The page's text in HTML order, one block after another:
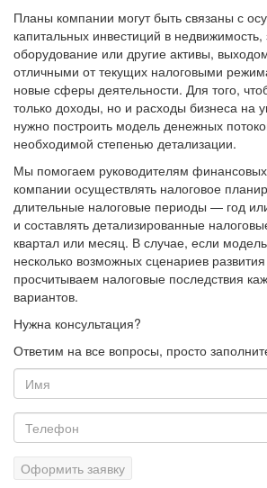
Планы компании могут быть связаны с
капитальных инвестиций в
оборудование или другие активы,
отличными от текущих налоговыми
новые сферы деятельности. Для того,
только доходы, но и расходы бизнеса на
нужно построить модель денежных
необходимой степенью детализации.
Мы помогаем руководителям
компании осуществлять налоговое
длительные налоговые периоды — год
и составлять детализированные
квартал или месяц. В случае, если
несколько возможных сценариев
просчитываем налоговые последствия
вариантов.
Нужна консультация?
Ответим на все вопросы, просто